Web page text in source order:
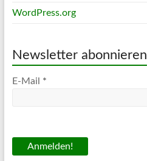
WordPress.org
Newsletter abonnieren
E-Mail *